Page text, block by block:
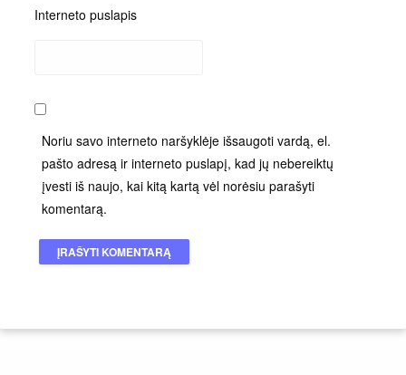
Interneto puslapis
Noriu savo interneto naršyklėje išsaugoti vardą, el.
pašto adresą ir interneto puslapį, kad jų nebereiktų
įvesti iš naujo, kai kitą kartą vėl norėsiu parašyti
komentarą.